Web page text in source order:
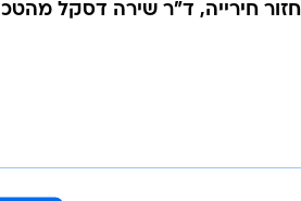
היום הסביבתיים והמקיימים, אף
יום סביבתיים ומקיימים, אלא
שיקול דעת, מתי מוצר חד-פעמי או